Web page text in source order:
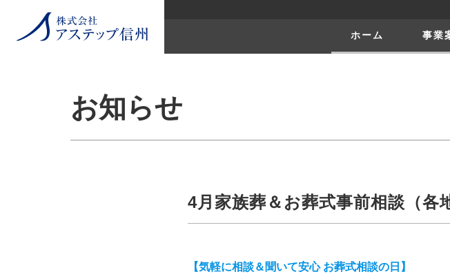
ホーム 事業
お知らせ
4月家族葬＆お葬式事前相談（各
【気軽に相談＆聞いて安心 お葬式相談の日】